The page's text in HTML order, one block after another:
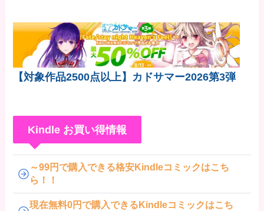
【対象作品2500点以上】カドサマー2026第3弾
Kindle お買い得情報
～99円で購入できる格安Kindleコミックはこち
ら！！
現在無料0円で購入できるKindleコミックはこち